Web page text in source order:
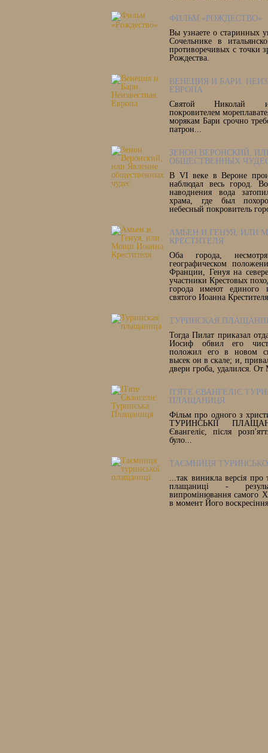
ФИЛЬМ «РОЖДЕСТВО»
Вы узнаете о старинных
Сочельнике в
противоречивых с точки
Рождества.
ВЕНЕЦИЯ И БАРИ.
ЕВРОПА
Святой Николай
покровителем
морякам Бари срочно
патрон...
ЗЕНОН ВЕРОНСКИЙ,
ОБЩЕСТВЕННЫХ
В VI веке в Вероне
наблюдал весь город.
наводнения вода
храма, где был
небесный покровитель
АМЬЕН И ГЕНУЯ, ИЛИ
КРЕСТИТЕЛЯ
Оба города,
географическом
Франции, Генуя на
участники Крестовых
города имеют единого
святого Иоанна
ТУРИНСКАЯ
Тогда Пилат приказал
Иосиф обвил его
положил его в новом
высек он в скале; и,
двери гроба, удалился.
П'ЯТЕ ЄВАНГЕЛІЄ
ПЛАЩАНИЦЯ
Фільм про одного з
ТУРИНСЬКІЇ
Євангеліє, після
було...
ТАЄМНИЦЯ
...так виникла версія
плащаниці -
випромінювання самого
в момент Його